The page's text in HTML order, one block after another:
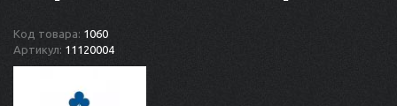
Код товара: 1060
Артикул: 11120004